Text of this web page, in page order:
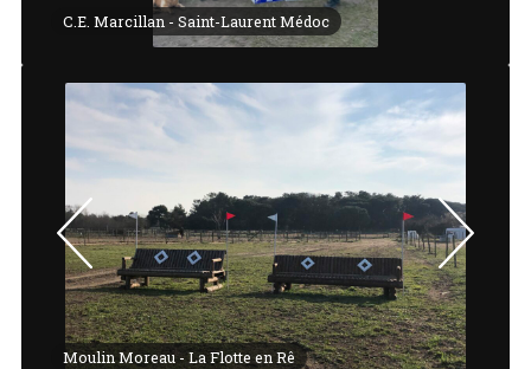
C.E. Marcillan - Saint-Laurent Médoc
Moulin Moreau - La Flotte en Rê